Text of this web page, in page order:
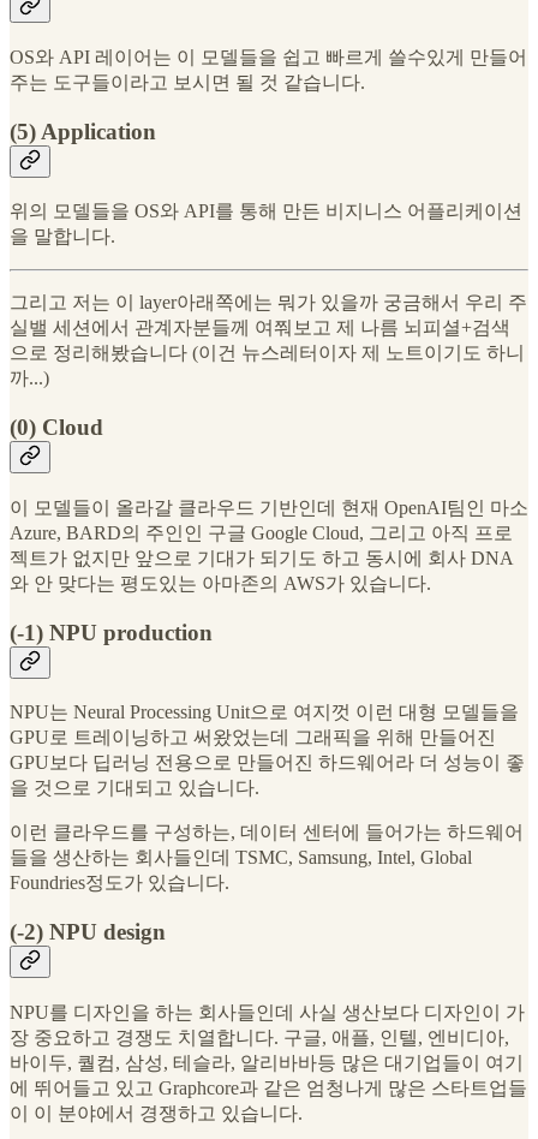
OS와 API 레이어는 이 모델들을 쉽고 빠르게 쓸수있게 만들어
주는 도구들이라고 보시면 될 것 같습니다.
(5) Application
위의 모델들을 OS와 API를 통해 만든 비지니스 어플리케이션
을 말합니다.
그리고 저는 이 layer아래쪽에는 뭐가 있을까 궁금해서 우리 주
실밸 세션에서 관계자분들께 여쭤보고 제 나름 뇌피셜+검색
으로 정리해봤습니다 (이건 뉴스레터이자 제 노트이기도 하니
까...)
(0) Cloud
이 모델들이 올라갈 클라우드 기반인데 현재 OpenAI팀인 마소
Azure, BARD의 주인인 구글 Google Cloud, 그리고 아직 프로
젝트가 없지만 앞으로 기대가 되기도 하고 동시에 회사 DNA
와 안 맞다는 평도있는 아마존의 AWS가 있습니다.
(-1) NPU production
NPU는 Neural Processing Unit으로 여지껏 이런 대형 모델들을
GPU로 트레이닝하고 써왔었는데 그래픽을 위해 만들어진
GPU보다 딥러닝 전용으로 만들어진 하드웨어라 더 성능이 좋
을 것으로 기대되고 있습니다.
이런 클라우드를 구성하는, 데이터 센터에 들어가는 하드웨어
들을 생산하는 회사들인데 TSMC, Samsung, Intel, Global
Foundries정도가 있습니다.
(-2) NPU design
NPU를 디자인을 하는 회사들인데 사실 생산보다 디자인이 가
장 중요하고 경쟁도 치열합니다. 구글, 애플, 인텔, 엔비디아,
바이두, 퀄컴, 삼성, 테슬라, 알리바바등 많은 대기업들이 여기
에 뛰어들고 있고 Graphcore과 같은 엄청나게 많은 스타트업들
이 이 분야에서 경쟁하고 있습니다.